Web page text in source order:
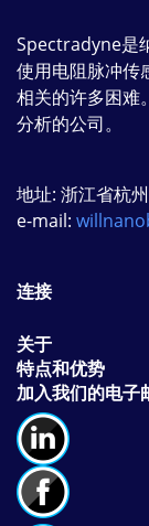
Spectradyne是
使用电阻脉冲传
相关的许多困难
分析的公司。
地址: 浙江省杭
e-mail:
连接
关于
特点和优势
加入我们的电子